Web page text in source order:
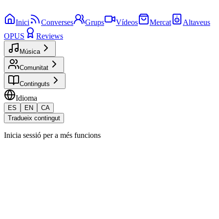
Inici Converses Grups Vídeos Mercat
Altaveus
OPUS
Reviews
Música
Comunitat
Continguts
Idioma
ES EN
CA
Tradueix contingut
Inicia sessió per a més funcions